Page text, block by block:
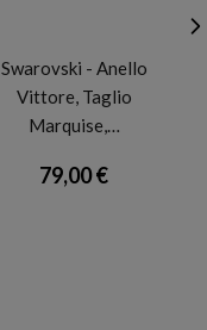
Swarovski - Anello
Vittore, Taglio
Marquise,…
79,00 €